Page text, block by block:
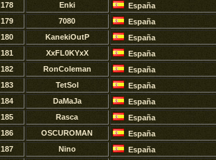
178
Enki España
179
7080 España
180
KanekiOutP España
181
XxFL0KYxX España
182
RonColeman España
183
TetSol España
184
DaMaJa España
185
Rasca España
186
OSCUROMAN España
187
Nino España